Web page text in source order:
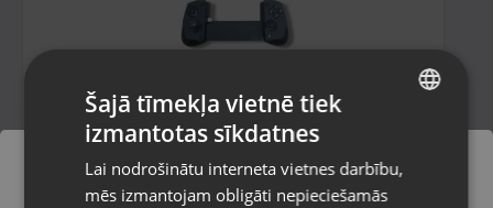
GameSir X5 Lite Type-C
Kuldīga, Liepājas iela 9
Stāvoklis Mazlietots (Garantija 12 mēneši)
RUSSIAN
Šajā tīmekļa vietnē tiek
izmantotas sīkdatnes
Lai nodrošinātu interneta vietnes darbību,
mēs izmantojam obligāti nepieciešamās